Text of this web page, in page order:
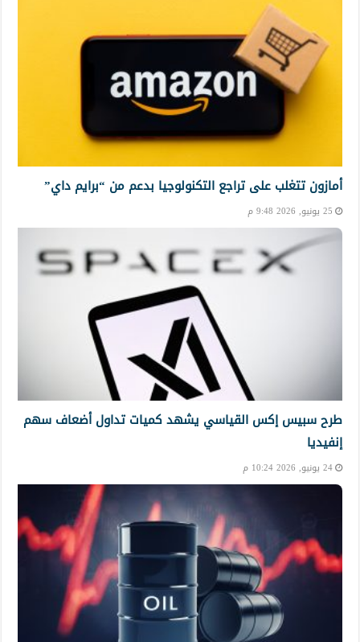
أمازون تتغلب على تراجع التكنولوجيا بدعم من “برايم داي”
25 يونيو, 2026 9:48 م
طرح سبيس إكس القياسي يشهد كميات تداول أضعاف سهم
إنفيديا
24 يونيو, 2026 10:24 م